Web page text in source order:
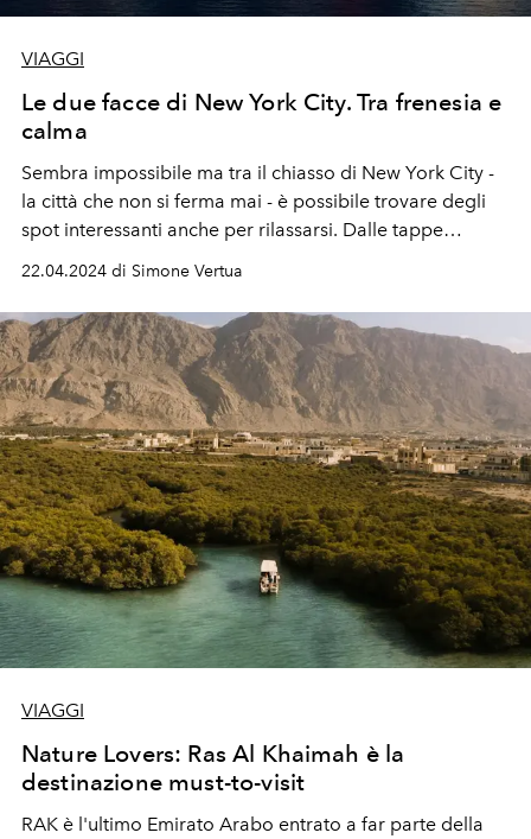
VIAGGI
Le due facce di New York City. Tra frenesia e
calma
Sembra impossibile ma tra il chiasso di New York City -
la città che non si ferma mai - è possibile trovare degli
spot interessanti anche per rilassarsi. Dalle tappe
turistiche must-see agli indirizzi per vivere la metropoli
22.04.2024 di Simone Vertua
VIAGGI
Nature Lovers: Ras Al Khaimah è la
destinazione must-to-visit
RAK è l'ultimo Emirato Arabo entrato a far parte della